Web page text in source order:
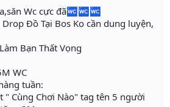
Wc cực đã🚾🚾🚾
Đồ Tại Bos Ko cần dung luyện,
Bạn Thất Vọng
WC
tuần:
" Cùng Chơi Nào" tag tên 5 người